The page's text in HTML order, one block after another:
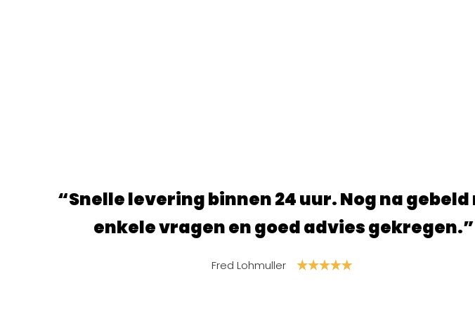
na gebeld met
gekregen.”
“Super fijne site, alles
producten die ik